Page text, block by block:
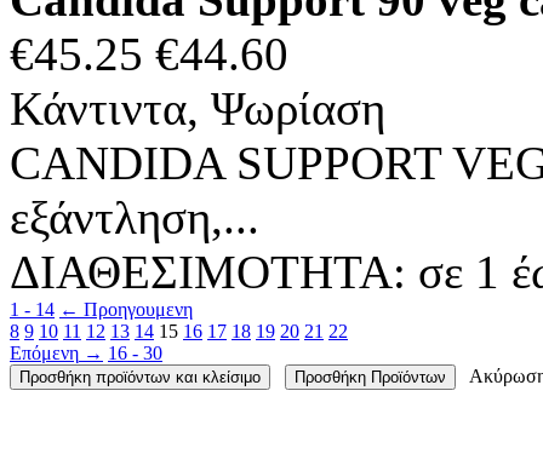
€45.25 €44.60
Κάντιντα, Ψωρίαση
CANDIDA SUPPORT
εξάντληση,...
ΔΙΑΘΕΣΙΜΟΤΗΤΑ: σε 1
1 - 14 ← Προηγουμενη
8 9 10 11 12 13 14 15 16 17 18 19 20 21 22
Επόμενη → 16 - 30
Προσθήκη προϊόντων και κλείσιμο Προσθήκη Προϊόντων